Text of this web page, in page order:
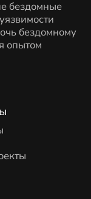
бездомные
бездомному
опытом